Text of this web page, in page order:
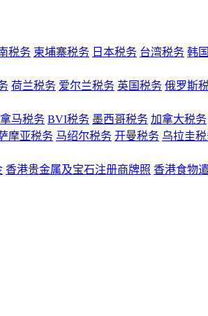
税务 柬埔寨税务 日本税务 台湾税务 韩
荷兰税务 爱尔兰税务 英国税务 俄罗斯
马税务 BVI税务 墨西哥税务 加拿大税务
摩亚税务 马绍尔税务 开曼税务 乌拉圭
香港贵金属及宝石注册商牌照 香港食物